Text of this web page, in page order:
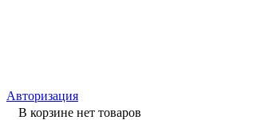
Авторизация
В корзине нет товаров